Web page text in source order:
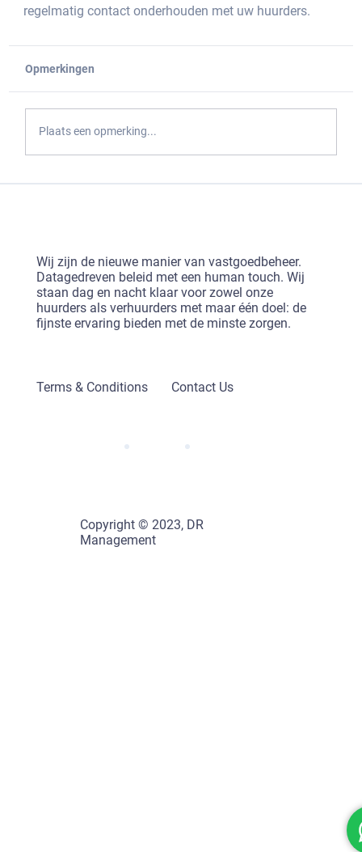
regelmatig contact onderhouden met uw huurders.
Opmerkingen
Plaats een opmerking...
Wij zijn de nieuwe manier van vastgoedbeheer.
Datagedreven beleid met een human touch. Wij
staan dag en nacht klaar voor zowel onze
huurders als verhuurders met maar één doel: de
fijnste ervaring bieden met de minste zorgen.
Terms & Conditions Contact Us
Copyright © 2023, DR
Management